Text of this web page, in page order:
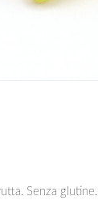
Senza glutine.